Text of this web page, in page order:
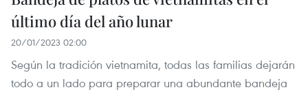
último día del año lunar
20/01/2023 02:00
Según la tradición vietnamita, todas las familias dejarán
todo a un lado para preparar una abundante bandeja